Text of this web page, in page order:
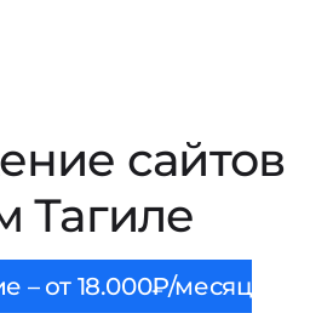
сайтов
Тагиле
– от 18.000₽/месяц